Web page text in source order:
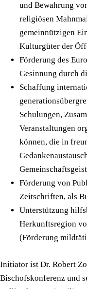
und Bewahrung
religiösen
gemeinnützigen
Kulturgüter der
Förderung des
Gesinnung durch
Schaffung
Schulungen,
Veranstaltungen
können, die in
Förderung von
Zeitschriften, als
Unterstützung
Herkunftsregion
(Förderung
Initiator ist Dr. Robert
Bischofskonferenz und